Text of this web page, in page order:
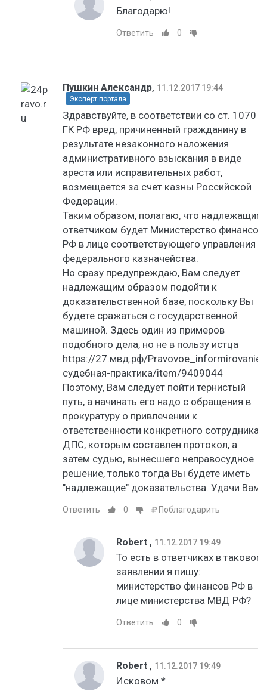
Благодарю!
Ответить 0
Пушкин Александр, 11.12.2017 19:44
Эксперт портала
Здравствуйте, в соответствии со ст. 1070
ГК РФ вред, причиненный гражданину в
результате незаконного наложения
административного взыскания в виде
ареста или исправительных работ,
возмещается за счет казны Российской
Федерации.
Таким образом, полагаю, что надлежащим
ответчиком будет Министерство финансов
РФ в лице соответствующего управления
федерального казначейства.
Но сразу предупреждаю, Вам следует
надлежащим образом подойти к
доказательственной базе, поскольку Вы
будете сражаться с государственной
машиной. Здесь один из примеров
подобного дела, но не в пользу истца
https://27.мвд.рф/Pravovoe_informirovanie/
судебная-практика/item/9409044
Поэтому, Вам следует пойти тернистый
путь, а начинать его надо с обращения в
прокуратуру о привлечении к
ответственности конкретного сотрудника
ДПС, которым составлен протокол, а
затем судью, вынесшего неправосудное
решение, только тогда Вы будете иметь
"надлежащие" доказательства. Удачи Вам.
Ответить 0 Поблагодарить
Robert , 11.12.2017 19:49
То есть в ответчиках в таковом
заявлении я пишу:
министерство финансов РФ в
лице министерства МВД РФ?
Ответить 0
Robert , 11.12.2017 19:49
Исковом *